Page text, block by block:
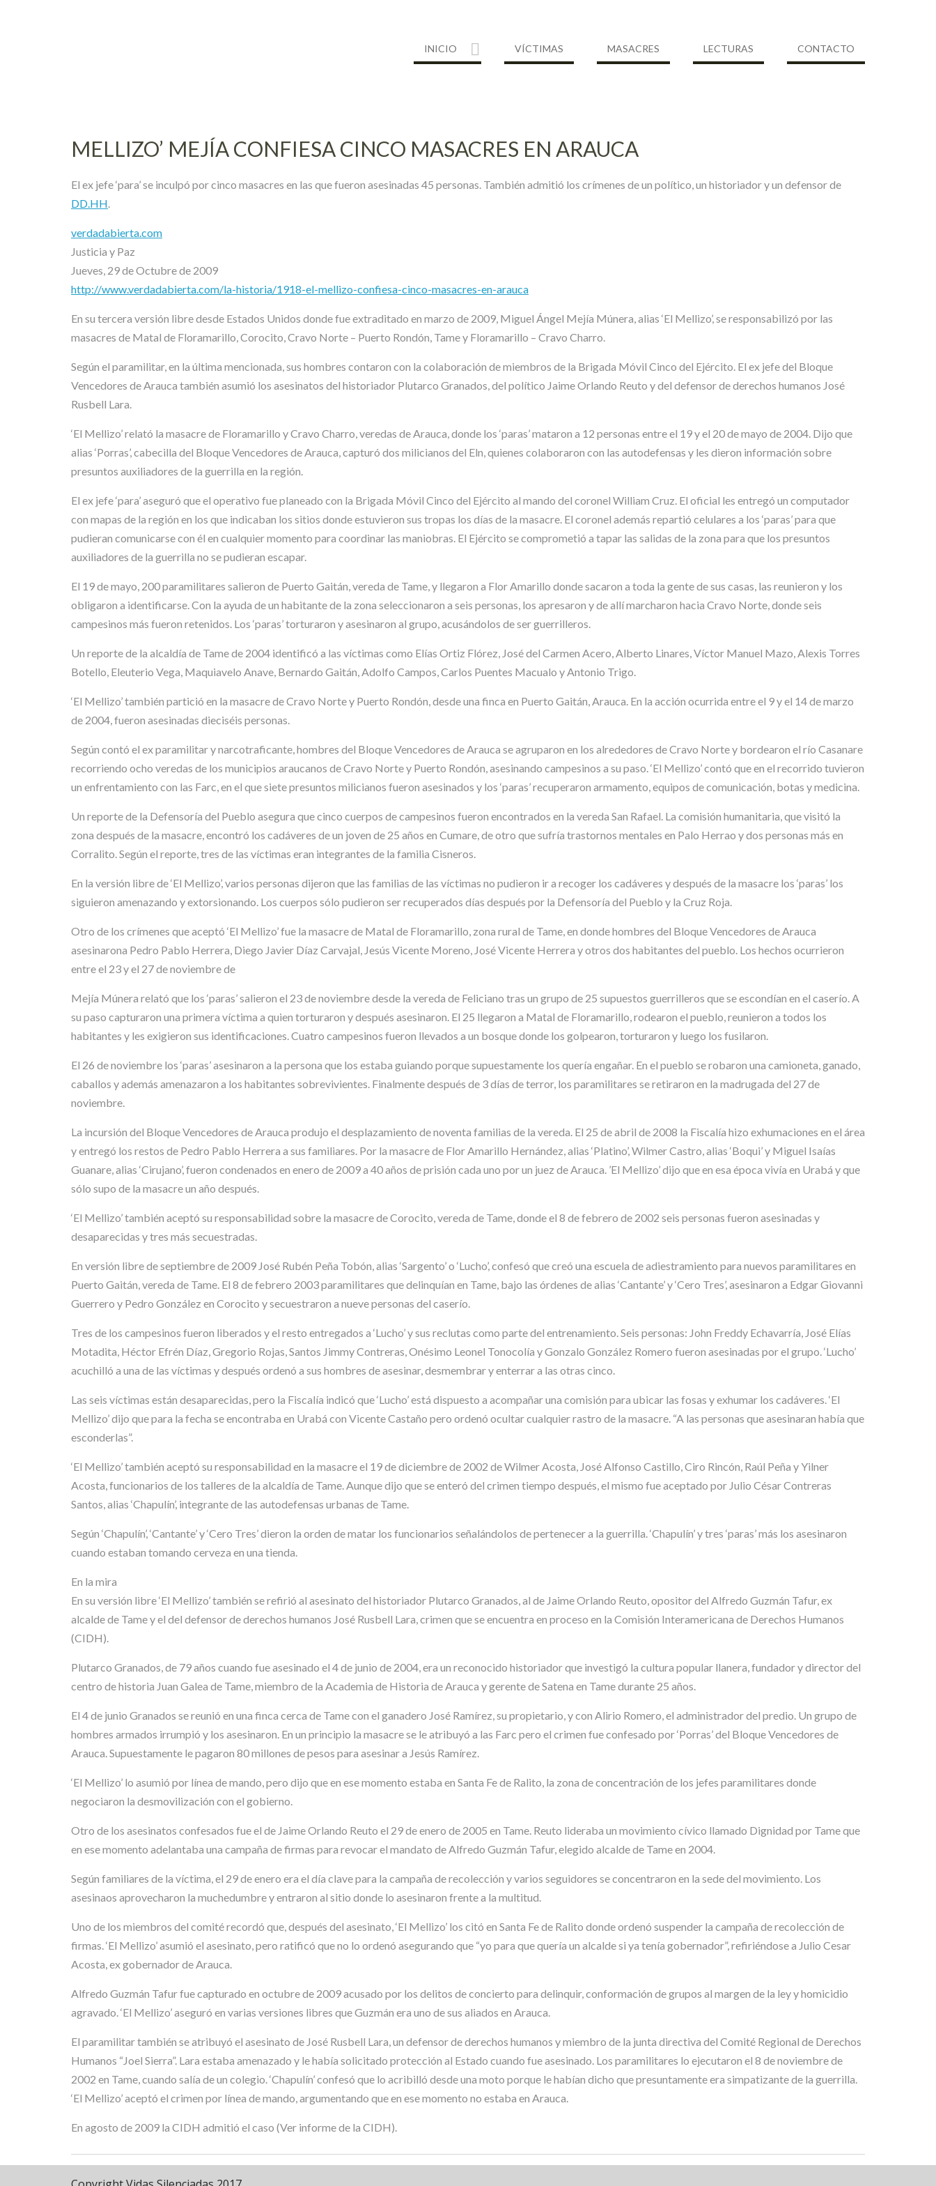
INICIO VÍCTIMAS MASACRES LECTURAS CONTACTO
MELLIZO’ MEJÍA CONFIESA CINCO MASACRES EN ARAUCA
El ex jefe ‘para’ se inculpó por cinco masacres en las que fueron asesinadas 45 personas. También admitió los crímenes de un político, un historiador y un defensor de
DD.HH.
verdadabierta.com
Justicia y Paz
Jueves, 29 de Octubre de 2009
http://www.verdadabierta.com/la-historia/1918-el-mellizo-confiesa-cinco-masacres-en-arauca
En su tercera versión libre desde Estados Unidos donde fue extraditado en marzo de 2009, Miguel Ángel Mejía Múnera, alias ‘El Mellizo’, se responsabilizó por las
masacres de Matal de Floramarillo, Corocito, Cravo Norte – Puerto Rondón, Tame y Floramarillo – Cravo Charro.
Según el paramilitar, en la última mencionada, sus hombres contaron con la colaboración de miembros de la Brigada Móvil Cinco del Ejército. El ex jefe del Bloque
Vencedores de Arauca también asumió los asesinatos del historiador Plutarco Granados, del político Jaime Orlando Reuto y del defensor de derechos humanos José
Rusbell Lara.
‘El Mellizo’ relató la masacre de Floramarillo y Cravo Charro, veredas de Arauca, donde los ‘paras’ mataron a 12 personas entre el 19 y el 20 de mayo de 2004. Dijo que
alias ‘Porras’, cabecilla del Bloque Vencedores de Arauca, capturó dos milicianos del Eln, quienes colaboraron con las autodefensas y les dieron información sobre
presuntos auxiliadores de la guerrilla en la región.
El ex jefe ‘para’ aseguró que el operativo fue planeado con la Brigada Móvil Cinco del Ejército al mando del coronel William Cruz. El oficial les entregó un computador
con mapas de la región en los que indicaban los sitios donde estuvieron sus tropas los días de la masacre. El coronel además repartió celulares a los ‘paras’ para que
pudieran comunicarse con él en cualquier momento para coordinar las maniobras. El Ejército se comprometió a tapar las salidas de la zona para que los presuntos
auxiliadores de la guerrilla no se pudieran escapar.
El 19 de mayo, 200 paramilitares salieron de Puerto Gaitán, vereda de Tame, y llegaron a Flor Amarillo donde sacaron a toda la gente de sus casas, las reunieron y los
obligaron a identificarse. Con la ayuda de un habitante de la zona seleccionaron a seis personas, los apresaron y de allí marcharon hacia Cravo Norte, donde seis
campesinos más fueron retenidos. Los ‘paras’ torturaron y asesinaron al grupo, acusándolos de ser guerrilleros.
Un reporte de la alcaldía de Tame de 2004 identificó a las víctimas como Elías Ortiz Flórez, José del Carmen Acero, Alberto Linares, Víctor Manuel Mazo, Alexis Torres
Botello, Eleuterio Vega, Maquiavelo Anave, Bernardo Gaitán, Adolfo Campos, Carlos Puentes Macualo y Antonio Trigo.
‘El Mellizo’ también partició en la masacre de Cravo Norte y Puerto Rondón, desde una finca en Puerto Gaitán, Arauca. En la acción ocurrida entre el 9 y el 14 de marzo
de 2004, fueron asesinadas dieciséis personas.
Según contó el ex paramilitar y narcotraficante, hombres del Bloque Vencedores de Arauca se agruparon en los alrededores de Cravo Norte y bordearon el río Casanare
recorriendo ocho veredas de los municipios araucanos de Cravo Norte y Puerto Rondón, asesinando campesinos a su paso. ‘El Mellizo’ contó que en el recorrido tuvieron
un enfrentamiento con las Farc, en el que siete presuntos milicianos fueron asesinados y los ‘paras’ recuperaron armamento, equipos de comunicación, botas y medicina.
Un reporte de la Defensoría del Pueblo asegura que cinco cuerpos de campesinos fueron encontrados en la vereda San Rafael. La comisión humanitaria, que visitó la
zona después de la masacre, encontró los cadáveres de un joven de 25 años en Cumare, de otro que sufría trastornos mentales en Palo Herrao y dos personas más en
Corralito. Según el reporte, tres de las víctimas eran integrantes de la familia Cisneros.
En la versión libre de ‘El Mellizo’, varios personas dijeron que las familias de las víctimas no pudieron ir a recoger los cadáveres y después de la masacre los ‘paras’ los
siguieron amenazando y extorsionando. Los cuerpos sólo pudieron ser recuperados días después por la Defensoría del Pueblo y la Cruz Roja.
Otro de los crímenes que aceptó ‘El Mellizo’ fue la masacre de Matal de Floramarillo, zona rural de Tame, en donde hombres del Bloque Vencedores de Arauca
asesinarona Pedro Pablo Herrera, Diego Javier Díaz Carvajal, Jesús Vicente Moreno, José Vicente Herrera y otros dos habitantes del pueblo. Los hechos ocurrieron
entre el 23 y el 27 de noviembre de
Mejía Múnera relató que los ‘paras’ salieron el 23 de noviembre desde la vereda de Feliciano tras un grupo de 25 supuestos guerrilleros que se escondían en el caserío. A
su paso capturaron una primera víctima a quien torturaron y después asesinaron. El 25 llegaron a Matal de Floramarillo, rodearon el pueblo, reunieron a todos los
habitantes y les exigieron sus identificaciones. Cuatro campesinos fueron llevados a un bosque donde los golpearon, torturaron y luego los fusilaron.
El 26 de noviembre los ‘paras’ asesinaron a la persona que los estaba guiando porque supuestamente los quería engañar. En el pueblo se robaron una camioneta, ganado,
caballos y además amenazaron a los habitantes sobrevivientes. Finalmente después de 3 días de terror, los paramilitares se retiraron en la madrugada del 27 de
noviembre.
La incursión del Bloque Vencedores de Arauca produjo el desplazamiento de noventa familias de la vereda. El 25 de abril de 2008 la Fiscalía hizo exhumaciones en el área
y entregó los restos de Pedro Pablo Herrera a sus familiares. Por la masacre de Flor Amarillo Hernández, alias ‘Platino’, Wilmer Castro, alias ‘Boqui’ y Miguel Isaías
Guanare, alias ‘Cirujano’, fueron condenados en enero de 2009 a 40 años de prisión cada uno por un juez de Arauca. ’El Mellizo’ dijo que en esa época vivía en Urabá y que
sólo supo de la masacre un año después.
‘El Mellizo’ también aceptó su responsabilidad sobre la masacre de Corocito, vereda de Tame, donde el 8 de febrero de 2002 seis personas fueron asesinadas y
desaparecidas y tres más secuestradas.
En versión libre de septiembre de 2009 José Rubén Peña Tobón, alias ‘Sargento’ o ‘Lucho’, confesó que creó una escuela de adiestramiento para nuevos paramilitares en
Puerto Gaitán, vereda de Tame. El 8 de febrero 2003 paramilitares que delinquían en Tame, bajo las órdenes de alias ‘Cantante’ y ‘Cero Tres’, asesinaron a Edgar Giovanni
Guerrero y Pedro González en Corocito y secuestraron a nueve personas del caserío.
Tres de los campesinos fueron liberados y el resto entregados a ‘Lucho’ y sus reclutas como parte del entrenamiento. Seis personas: John Freddy Echavarría, José Elías
Motadita, Héctor Efrén Díaz, Gregorio Rojas, Santos Jimmy Contreras, Onésimo Leonel Tonocolía y Gonzalo González Romero fueron asesinadas por el grupo. ‘Lucho’
acuchilló a una de las víctimas y después ordenó a sus hombres de asesinar, desmembrar y enterrar a las otras cinco.
Las seis víctimas están desaparecidas, pero la Fiscalía indicó que ‘Lucho’ está dispuesto a acompañar una comisión para ubicar las fosas y exhumar los cadáveres. ‘El
Mellizo’ dijo que para la fecha se encontraba en Urabá con Vicente Castaño pero ordenó ocultar cualquier rastro de la masacre. “A las personas que asesinaran había que
esconderlas”.
‘El Mellizo’ también aceptó su responsabilidad en la masacre el 19 de diciembre de 2002 de Wilmer Acosta, José Alfonso Castillo, Ciro Rincón, Raúl Peña y Yilner
Acosta, funcionarios de los talleres de la alcaldía de Tame. Aunque dijo que se enteró del crimen tiempo después, el mismo fue aceptado por Julio César Contreras
Santos, alias ‘Chapulín’, integrante de las autodefensas urbanas de Tame.
Según ‘Chapulín’, ‘Cantante’ y ‘Cero Tres’ dieron la orden de matar los funcionarios señalándolos de pertenecer a la guerrilla. ‘Chapulín’ y tres ‘paras’ más los asesinaron
cuando estaban tomando cerveza en una tienda.
En la mira
En su versión libre ‘El Mellizo’ también se refirió al asesinato del historiador Plutarco Granados, al de Jaime Orlando Reuto, opositor del Alfredo Guzmán Tafur, ex
alcalde de Tame y el del defensor de derechos humanos José Rusbell Lara, crimen que se encuentra en proceso en la Comisión Interamericana de Derechos Humanos
(CIDH).
Plutarco Granados, de 79 años cuando fue asesinado el 4 de junio de 2004, era un reconocido historiador que investigó la cultura popular llanera, fundador y director del
centro de historia Juan Galea de Tame, miembro de la Academia de Historia de Arauca y gerente de Satena en Tame durante 25 años.
El 4 de junio Granados se reunió en una finca cerca de Tame con el ganadero José Ramírez, su propietario, y con Alirio Romero, el administrador del predio. Un grupo de
hombres armados irrumpió y los asesinaron. En un principio la masacre se le atribuyó a las Farc pero el crimen fue confesado por ‘Porras’ del Bloque Vencedores de
Arauca. Supuestamente le pagaron 80 millones de pesos para asesinar a Jesús Ramírez.
‘El Mellizo’ lo asumió por línea de mando, pero dijo que en ese momento estaba en Santa Fe de Ralito, la zona de concentración de los jefes paramilitares donde
negociaron la desmovilización con el gobierno.
Otro de los asesinatos confesados fue el de Jaime Orlando Reuto el 29 de enero de 2005 en Tame. Reuto lideraba un movimiento cívico llamado Dignidad por Tame que
en ese momento adelantaba una campaña de firmas para revocar el mandato de Alfredo Guzmán Tafur, elegido alcalde de Tame en 2004.
Según familiares de la víctima, el 29 de enero era el día clave para la campaña de recolección y varios seguidores se concentraron en la sede del movimiento. Los
asesinaos aprovecharon la muchedumbre y entraron al sitio donde lo asesinaron frente a la multitud.
Uno de los miembros del comité recordó que, después del asesinato, ‘El Mellizo’ los citó en Santa Fe de Ralito donde ordenó suspender la campaña de recolección de
firmas. ‘El Mellizo’ asumió el asesinato, pero ratificó que no lo ordenó asegurando que “yo para que quería un alcalde si ya tenía gobernador”, refiriéndose a Julio Cesar
Acosta, ex gobernador de Arauca.
Alfredo Guzmán Tafur fue capturado en octubre de 2009 acusado por los delitos de concierto para delinquir, conformación de grupos al margen de la ley y homicidio
agravado. ‘El Mellizo’ aseguró en varias versiones libres que Guzmán era uno de sus aliados en Arauca.
El paramilitar también se atribuyó el asesinato de José Rusbell Lara, un defensor de derechos humanos y miembro de la junta directiva del Comité Regional de Derechos
Humanos “Joel Sierra”. Lara estaba amenazado y le había solicitado protección al Estado cuando fue asesinado. Los paramilitares lo ejecutaron el 8 de noviembre de
2002 en Tame, cuando salía de un colegio. ‘Chapulín’ confesó que lo acribilló desde una moto porque le habían dicho que presuntamente era simpatizante de la guerrilla.
‘El Mellizo’ aceptó el crimen por línea de mando, argumentando que en ese momento no estaba en Arauca.
En agosto de 2009 la CIDH admitió el caso (Ver informe de la CIDH).